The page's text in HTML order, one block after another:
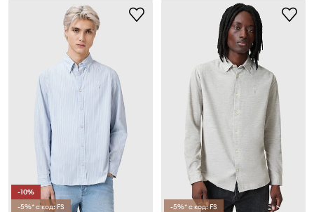
-10%
-5%* с код: FS
-5%* с код: FS